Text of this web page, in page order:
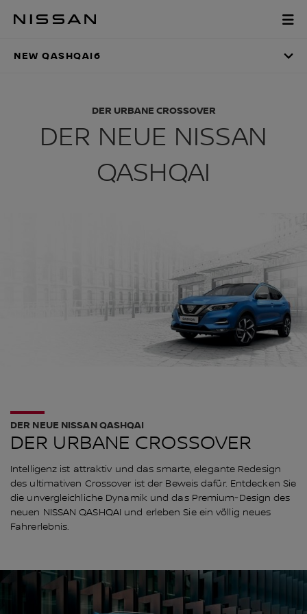
Hauptinhalt
NEW QASHQAI6
NEW QASHQAI6
DER URBANE CROSSOVER
DER NEUE NISSAN
QASHQAI
DER URBANE CROSSOVER
DER NEUE NISSAN QASHQAI
Intelligenz ist attraktiv und das smarte, elegante Redesign
des ultimativen Crossover ist der Beweis dafür. Entdecken Sie
die unvergleichliche Dynamik und das Premium-Design des
neuen NISSAN QASHQAI und erleben Sie ein völlig neues
Fahrerlebnis.